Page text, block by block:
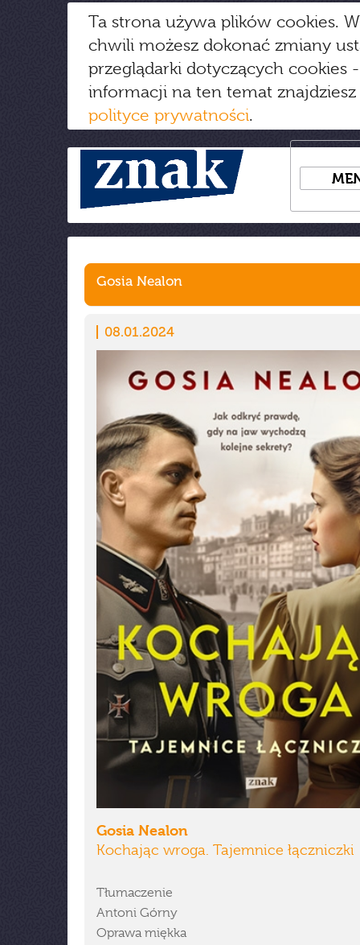
Ta strona używa plików cookies.
chwili możesz dokonać zmiany
przeglądarki dotyczących cookies
informacji na ten temat
polityce prywatności.
Gosia Nealon
08.01.2024
Gosia Nealon
Kochając wroga. Tajemnice łączniczki
Tłumaczenie
Antoni Górny
Oprawa miękka